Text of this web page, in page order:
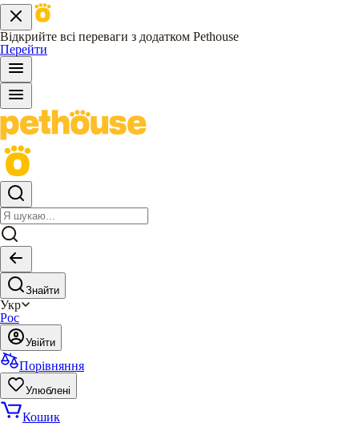
Відкрийте всі переваги з додатком Pethouse
Перейти
Знайти
Укр
Рос
Увійти
Порівняння
Улюблені
Кошик